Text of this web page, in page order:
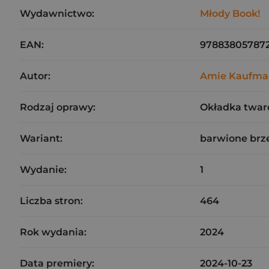
Wydawnictwo: Młody Book!
EAN:
Autor: Amie
Rodzaj oprawy: Okładka
Wariant: barwione
Wydanie: 1
Liczba stron: 464
Rok wydania: 2024
Data premiery: 2024-10-23